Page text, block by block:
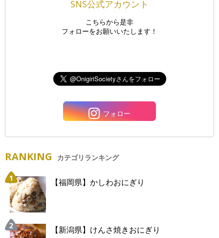
SNS公式アカウント
こちらから是非
フォローをお願いいたします！
フォロー
RANKING カテゴリランキング
【福岡県】かしわおにぎり
【新潟県】けんさ焼きおにぎり